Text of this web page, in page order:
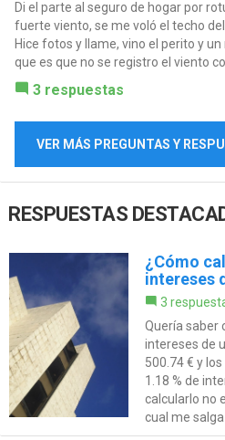
Di el parte al seguro de hogar por
fuerte viento, se me voló el techo
Hice fotos y llame, vino el perito y
que es que no se registro el viento
3 respuestas
VER MÁS PREGUNTAS Y
RESPUESTAS
¿Cómo
intereses
3
Quería saber
intereses de
500.74 € y
1.18 % de
calcularlo no
cual me salga